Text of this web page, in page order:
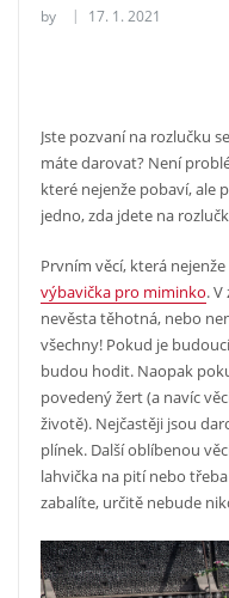
by 17. 1. 2021
Jste pozvaní na rozlučku
máte darovat? Není
které nejenže pobaví, ale
jedno, zda jdete na
Prvním věcí, která
výbavička pro miminko.
nevěsta těhotná, nebo
všechny! Pokud je
budou hodit. Naopak
povedený žert (a navíc
životě). Nejčastěji jsou
plínek. Další oblíbenou
lahvička na pití nebo
zabalíte, určitě nebude